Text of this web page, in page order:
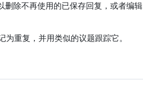
除不再使用的已保存回复，或者编辑
重复，并用类似的议题跟踪它。